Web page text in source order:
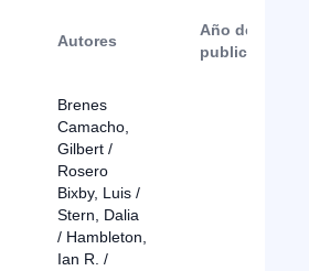
Autores
Año de
publicación
Brenes
Camacho,
Gilbert /
Rosero
Bixby, Luis /
Stern, Dalia
/ Hambleton,
Ian R. /